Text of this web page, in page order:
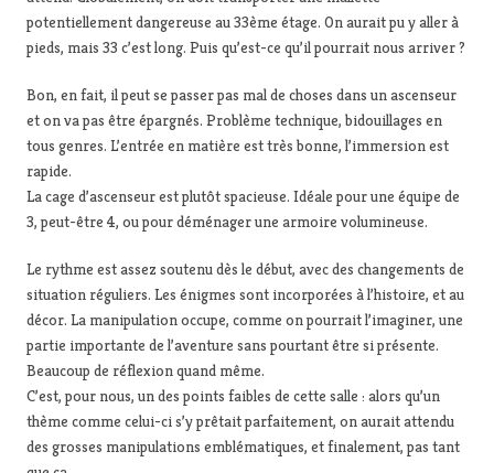
potentiellement dangereuse au 33ème étage. On aurait pu y aller à
pieds, mais 33 c’est long. Puis qu’est-ce qu’il pourrait nous arriver ?
Bon, en fait, il peut se passer pas mal de choses dans un ascenseur
et on va pas être épargnés. Problème technique, bidouillages en
tous genres. L’entrée en matière est très bonne, l’immersion est
rapide.
La cage d’ascenseur est plutôt spacieuse. Idéale pour une équipe de
3, peut-être 4, ou pour déménager une armoire volumineuse.
Le rythme est assez soutenu dès le début, avec des changements de
situation réguliers. Les énigmes sont incorporées à l’histoire, et au
décor. La manipulation occupe, comme on pourrait l’imaginer, une
partie importante de l’aventure sans pourtant être si présente.
Beaucoup de réflexion quand même.
C’est, pour nous, un des points faibles de cette salle : alors qu’un
thème comme celui-ci s’y prêtait parfaitement, on aurait attendu
des grosses manipulations emblématiques, et finalement, pas tant